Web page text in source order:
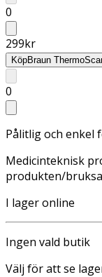
0
299kr
KöpBraun
0
Pålitlig och enkel
Medicinteknisk
produkten/
I lager online
Ingen vald butik
Välj för att se